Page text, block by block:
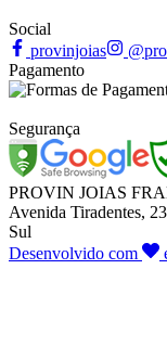
Social
provinjoias
Pagamento
Segurança
PROVIN JOIAS
Avenida Tiradentes,
Sul
Desenvolvido com